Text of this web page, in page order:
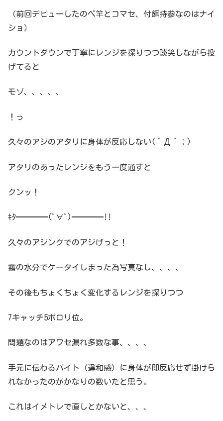
（前回デビューしたのべ竿とコマセ、付餌持参なのはナイ
ショ）
カウントダウンで丁寧にレンジを探りつつ談笑しながら投
げてると
モゾ、、、、、
！っ
久々のアジのアタリに身体が反応しない(´Д｀；)
アタリのあったレンジをもう一度通すと
クンッ！
ｷﾀ━━━━(ﾟ∀ﾟ)━━━━!!
久々のアジングでのアジげっと！
霧の水分でケータイしまった為写真なし、、、、
その後もちょくちょく変化するレンジを探りつつ
7キャッチ5ポロリ位。
問題なのはアワセ漏れ多数な事、、、、
手元に伝わるバイト（違和感）に身体が即反応せず掛けら
れなかったのがかなりの数いたと思う。
これはイメトレで直しとかないと、、、